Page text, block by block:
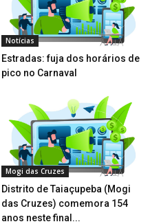
Notícias
Estradas: fuja dos horários de
pico no Carnaval
Mogi das Cruzes
Distrito de Taiaçupeba (Mogi
das Cruzes) comemora 154
anos neste final...